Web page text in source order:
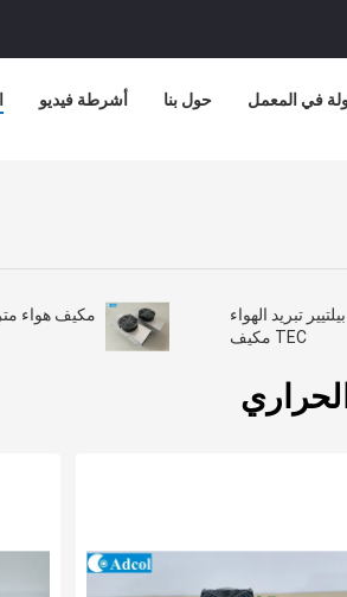
أشرطة فيديو حول بنا في المعمل
تبريد الهواء
TEC مكيف